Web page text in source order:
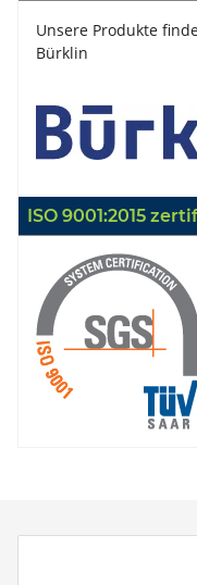
Unsere Produkte
Bürklin
ISO 9001:2015